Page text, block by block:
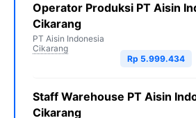
Operator Produksi PT Aisin
Cikarang
PT Aisin Indonesia
Cikarang
Rp 5.999.434
Staff Warehouse PT Aisin
Cikarang